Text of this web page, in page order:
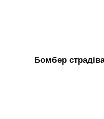
Бомбер